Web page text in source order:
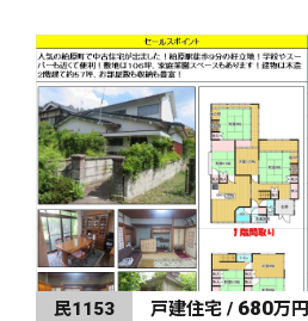
民1153 戸建住宅 / 680万円